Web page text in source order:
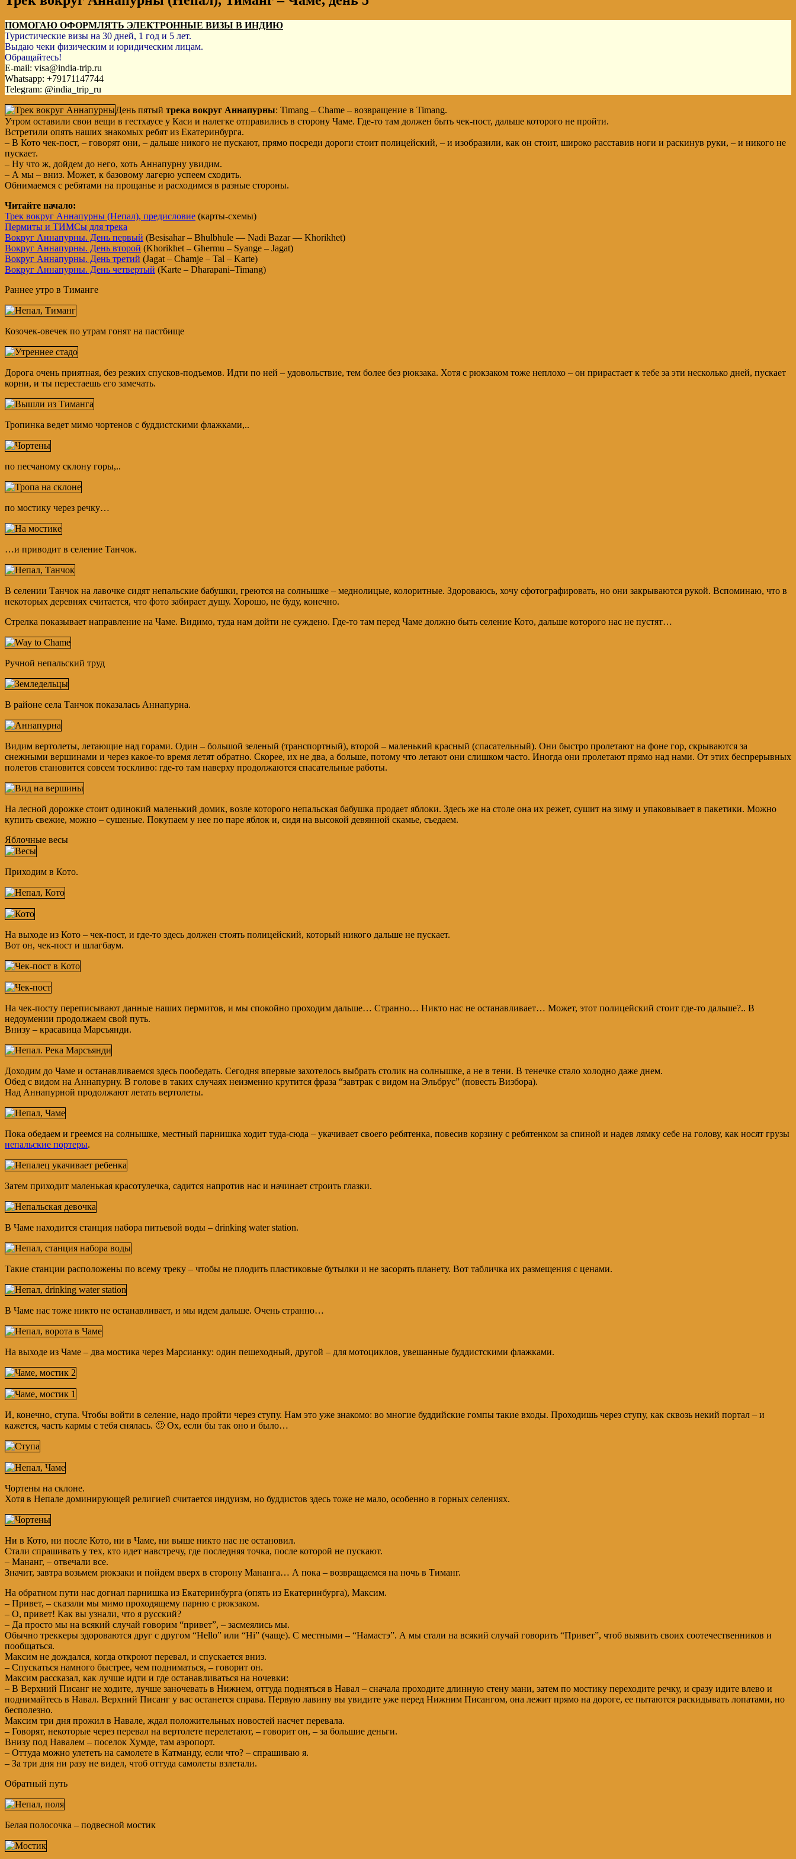
ПОМОГАЮ ОФОРМЛЯТЬ ЭЛЕКТРОННЫЕ ВИЗЫ В ИНДИЮ
Туристические визы на 30 дней, 1 год и 5 лет.
Выдаю чеки физическим и юридическим лицам.
Обращайтесь!
E-mail: visa@india-trip.ru
Whatsapp: +79171147744
Telegram: @india_trip_ru
День пятый трека вокруг Аннапурны: Timang – Chame – возвращение в Timang.
Утром оставили свои вещи в гестхаусе у Каси и налегке отправились в сторону Чаме. Где-то там должен быть чек-пост, дальше которого не пройти.
Встретили опять наших знакомых ребят из Екатеринбурга.
– В Кото чек-пост, – говорят они, – дальше никого не пускают, прямо посреди дороги стоит полицейский, – и изобразили, как он стоит, широко расставив ноги и раскинув руки, – и никого не
пускает.
– Ну что ж, дойдем до него, хоть Аннапурну увидим.
– А мы – вниз. Может, к базовому лагерю успеем сходить.
Обнимаемся с ребятами на прощанье и расходимся в разные стороны.
Читайте начало:
Трек вокруг Аннапурны (Непал), предисловие (карты-схемы)
Пермиты и ТИМСы для трека
Вокруг Аннапурны. День первый (Besisahar – Bhulbhule — Nadi Bazar — Khorikhet)
Вокруг Аннапурны. День второй (Khorikhet – Ghermu – Syange – Jagat)
Вокруг Аннапурны. День третий (Jagat – Chamje – Tal – Karte)
Вокруг Аннапурны. День четвертый (Karte – Dharapani–Timang)
Раннее утро в Тиманге
Козочек-овечек по утрам гонят на пастбище
Дорога очень приятная, без резких спусков-подъемов. Идти по ней – удовольствие, тем более без рюкзака. Хотя с рюкзаком тоже неплохо – он прирастает к тебе за эти несколько дней, пускает
корни, и ты перестаешь его замечать.
Тропинка ведет мимо чортенов с буддистскими флажками,..
по песчаному склону горы,..
по мостику через речку…
…и приводит в селение Танчок.
В селении Танчок на лавочке сидят непальские бабушки, греются на солнышке – меднолицые, колоритные. Здороваюсь, хочу сфотографировать, но они закрываются рукой. Вспоминаю, что в
некоторых деревнях считается, что фото забирает душу. Хорошо, не буду, конечно.
Стрелка показывает направление на Чаме. Видимо, туда нам дойти не суждено. Где-то там перед Чаме должно быть селение Кото, дальше которого нас не пустят…
Ручной непальский труд
В районе села Танчок показалась Аннапурна.
Видим вертолеты, летающие над горами. Один – большой зеленый (транспортный), второй – маленький красный (спасательный). Они быстро пролетают на фоне гор, скрываются за
снежными вершинами и через какое-то время летят обратно. Скорее, их не два, а больше, потому что летают они слишком часто. Иногда они пролетают прямо над нами. От этих беспрерывных
полетов становится совсем тоскливо: где-то там наверху продолжаются спасательные работы.
На лесной дорожке стоит одинокий маленький домик, возле которого непальская бабушка продает яблоки. Здесь же на столе она их режет, сушит на зиму и упаковывает в пакетики. Можно
купить свежие, можно – сушеные. Покупаем у нее по паре яблок и, сидя на высокой девянной скамье, съедаем.
Яблочные весы
Приходим в Кото.
На выходе из Кото – чек-пост, и где-то здесь должен стоять полицейский, который никого дальше не пускает.
Вот он, чек-пост и шлагбаум.
На чек-посту переписывают данные наших пермитов, и мы спокойно проходим дальше… Странно… Никто нас не останавливает… Может, этот полицейский стоит где-то дальше?.. В
недоумении продолжаем свой путь.
Внизу – красавица Марсъянди.
Доходим до Чаме и останавливаемся здесь пообедать. Сегодня впервые захотелось выбрать столик на солнышке, а не в тени. В тенечке стало холодно даже днем.
Обед с видом на Аннапурну. В голове в таких случаях неизменно крутится фраза “завтрак с видом на Эльбрус” (повесть Визбора).
Над Аннапурной продолжают летать вертолеты.
Пока обедаем и греемся на солнышке, местный парнишка ходит туда-сюда – укачивает своего ребятенка, повесив корзину с ребятенком за спиной и надев лямку себе на голову, как носят грузы
непальские портеры.
Затем приходит маленькая красотулечка, садится напротив нас и начинает строить глазки.
В Чаме находится станция набора питьевой воды – drinking water station.
Такие станции расположены по всему треку – чтобы не плодить пластиковые бутылки и не засорять планету. Вот табличка их размещения с ценами.
В Чаме нас тоже никто не останавливает, и мы идем дальше. Очень странно…
На выходе из Чаме – два мостика через Марсианку: один пешеходный, другой – для мотоциклов, увешанные буддистскими флажками.
И, конечно, ступа. Чтобы войти в селение, надо пройти через ступу. Нам это уже знакомо: во многие буддийские гомпы такие входы. Проходишь через ступу, как сквозь некий портал – и
кажется, часть кармы с тебя снялась. 🙂 Ох, если бы так оно и было…
Чортены на склоне.
Хотя в Непале доминирующей религией считается индуизм, но буддистов здесь тоже не мало, особенно в горных селениях.
Ни в Кото, ни после Кото, ни в Чаме, ни выше никто нас не остановил.
Стали спрашивать у тех, кто идет навстречу, где последняя точка, после которой не пускают.
– Мананг, – отвечали все.
Значит, завтра возьмем рюкзаки и пойдем вверх в сторону Мананга… А пока – возвращаемся на ночь в Тиманг.
На обратном пути нас догнал парнишка из Екатеринбурга (опять из Екатеринбурга), Максим.
– Привет, – сказали мы мимо проходящему парню с рюкзаком.
– О, привет! Как вы узнали, что я русский?
– Да просто мы на всякий случай говорим “привет”, – засмеялись мы.
Обычно треккеры здороваются друг с другом “Hello” или “Hi” (чаще). С местными – “Намастэ”. А мы стали на всякий случай говорить “Привет”, чтоб выявить своих соотечественников и
пообщаться.
Максим не дождался, когда откроют перевал, и спускается вниз.
– Спускаться намного быстрее, чем подниматься, – говорит он.
Максим рассказал, как лучше идти и где останавливаться на ночевки:
– В Верхний Писанг не ходите, лучше заночевать в Нижнем, оттуда подняться в Навал – сначала проходите длинную стену мани, затем по мостику переходите речку, и сразу идите влево и
поднимайтесь в Навал. Верхний Писанг у вас останется справа. Первую лавину вы увидите уже перед Нижним Писангом, она лежит прямо на дороге, ее пытаются раскидывать лопатами, но
бесполезно.
Максим три дня прожил в Навале, ждал положительных новостей насчет перевала.
– Говорят, некоторые через перевал на вертолете перелетают, – говорит он, – за большие деньги.
Внизу под Навалем – поселок Хумде, там аэропорт.
– Оттуда можно улететь на самолете в Катманду, если что? – спрашиваю я.
– За три дня ни разу не видел, чтоб оттуда самолеты взлетали.
Обратный путь
Белая полосочка – подвесной мостик